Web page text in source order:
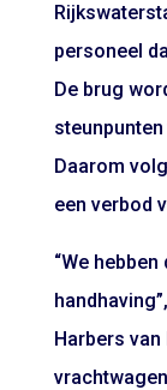
personeel
De brug
Daarom
een verbod
“We
Harbers